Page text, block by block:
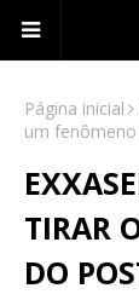
Página inicial
um
TIRAR
DO